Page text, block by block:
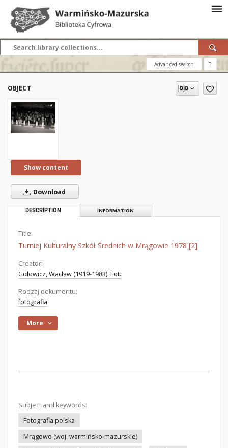
Advanced search ?
OBJECT
Show content
Download
DESCRIPTION INFORMATION
Title:
Turniej Kulturalny Szkół Średnich w Mrągowie 1978 [2]
Creator:
Gołowicz, Wacław (1919-1983). Fot.
Rodzaj dokumentu:
fotografia
More
Subject and keywords:
Fotografia polska
Mrągowo (woj. warmińsko-mazurskie)